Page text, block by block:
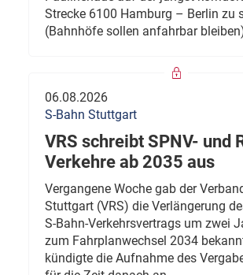
Strecke 6100 Hamburg – Berlin zu
(Bahnhöfe sollen anfahrbar
06.08.2026
S-Bahn Stuttgart
VRS schreibt SPNV- und
Verkehre ab 2035 aus
Vergangene Woche gab der
Stuttgart (VRS) die Verlängerung
S-Bahn-Verkehrsvertrags um zwei
zum Fahrplanwechsel 2034
kündigte die Aufnahme des